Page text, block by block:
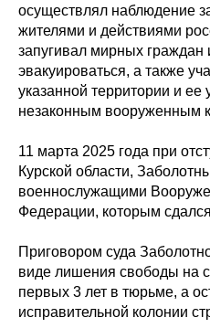
осуществлял наблюдение
жителями и действиями
запугивал мирных
эвакуироваться, а также
указанной территории и ее
незаконным вооруженным
11 марта 2025 года при
Курской области,
военнослужащими
Федерации, которым
Приговором суда
виде лишения свободы на
первых 3 лет в тюрьме, а
исправительной колонии